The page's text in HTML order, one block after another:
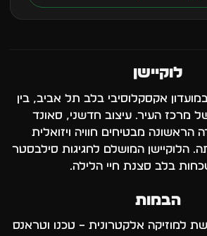
לוקיישן
אקסקלוסיבי בלב תל אביב, בין
מרכז העיר. עיצוב חדשני, סאונד
הראשונה מבטיחים חוויה ויזואלית
הלוקיישן המושלם לחגיגות סילבסטר
בלב סצנת חיי הלילה.
הבמות
למוזיקה אלקטרונית – טכנו וטראנס